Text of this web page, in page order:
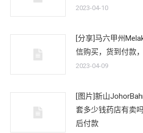
2023-04-10
[分享]马六甲州
信购买，货到付款
2023-04-09
[图片]新山
套多少钱药店有卖
后付款